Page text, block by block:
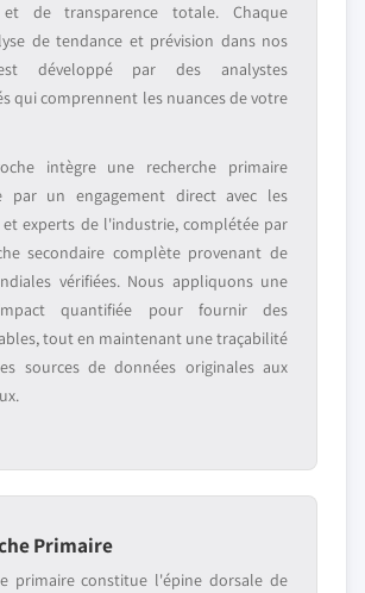
et de transparence totale. Chaque
de tendance et prévision dans nos
développé par des analystes
qui comprennent les nuances de votre
intègre une recherche primaire
par un engagement direct avec les
experts de l'industrie, complétée par
secondaire complète provenant de
vérifiées. Nous appliquons une
quantifiée pour fournir des
tout en maintenant une traçabilité
sources de données originales aux
Primaire
primaire constitue l'épine dorsale de